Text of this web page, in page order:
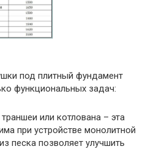
под плитный фундамент
функциональных задач:
или котлована – эта
при устройстве монолитной
песка позволяет улучшить